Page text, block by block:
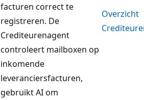
facturen correct te
registreren. De
Crediteurenagent
controleert mailboxen op
inkomende
leveranciersfacturen,
gebruikt AI om
Overzicht